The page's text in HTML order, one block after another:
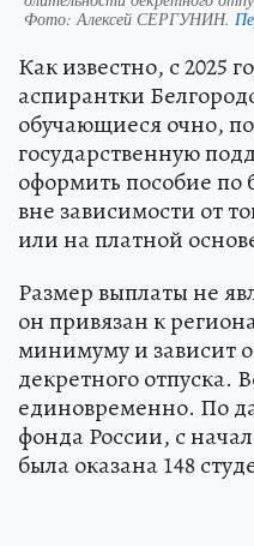
Фото: Алексей СЕРГУНИН.
Как известно, с 2025
аспирантки
обучающиеся очно,
государственную
оформить пособие
вне зависимости от
или на платной
Размер выплаты не
он привязан к
минимуму и зависит
декретного отпуска.
единовременно. По
фонда России, с
была оказана 148